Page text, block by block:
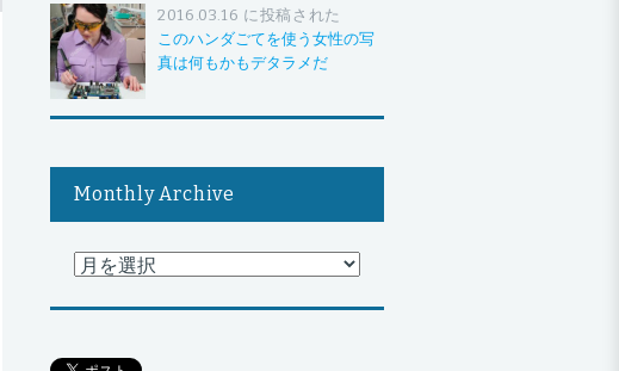
2016.03.16 に投稿された
このハンダごてを使う女性の写
真は何もかもデタラメだ
Monthly Archive